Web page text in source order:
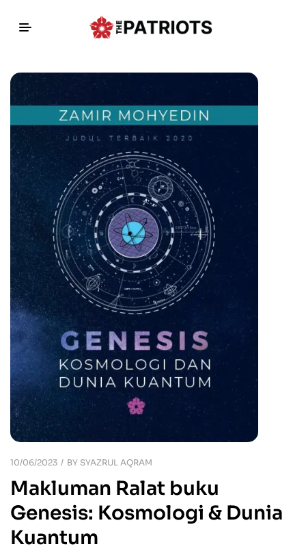
10/06/2023 BY SYAZRUL AQRAM
Makluman Ralat buku
Genesis: Kosmologi & Dunia
Kuantum